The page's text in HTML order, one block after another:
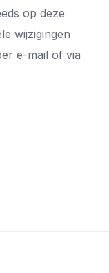
op deze
wijzigingen
e-mail of via